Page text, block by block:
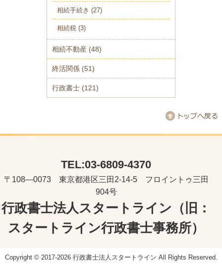
相続手続き (27)
相続税 (3)
相続不動産 (48)
終活関係 (51)
行政書士 (121)
TEL:03-6809-4370
〒108―0073 東京都港区三田2-14-5 フロイントゥ三田
904号
行政書士法人スタートライン（旧：
スタートライン行政書士事務所）
Copyright © 2017-2026 行政書士法人スタートライン All Rights Reserved.